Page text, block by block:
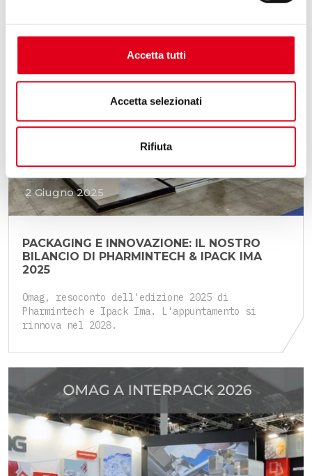
Accetta tutti
Accetta selezionati
Rifiuta
2 Giugno 2025
PACKAGING E INNOVAZIONE: IL NOSTRO
BILANCIO DI PHARMINTECH & IPACK IMA
2025
Omag, resoconto dell'edizione 2025 di
Pharmintech e Ipack Ima. L'appuntamento si
rinnova nel 2028.